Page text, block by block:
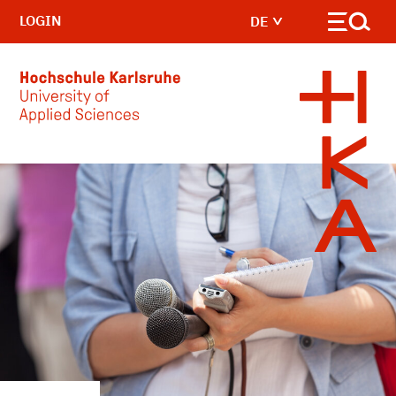
Skip to main content
DE
LOGIN